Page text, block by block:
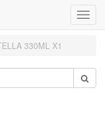
Menú
de
330ML X1